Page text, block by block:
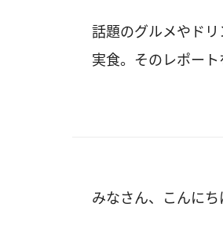
話題のグルメやド
実食。そのレポート
みなさん、こんに